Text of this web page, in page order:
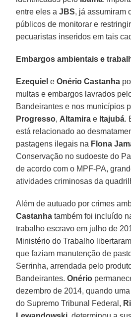
entre eles a JBS, já assumiram
públicos de monitorar e
pecuaristas inseridos em tais
Embargos ambientais e
Ezequiel eOnério Castanha
multas e embargos lavrados
Bandeirantes e nos municípios
Progresso, Altamira e Itajubá.
está relacionado ao
pastagens ilegais na Flona
Conservação no sudoeste do
de acordo com o MPF-PA,
atividades criminosas da
Além de autuado por crimes
Castanha também foi incluído
trabalho escravo em julho de
Ministério do Trabalho
que faziam manutenção de
Serrinha, arrendada pelo
Bandeirantes.Onério
dezembro de 2014, quando
do Supremo Tribunal Federal,